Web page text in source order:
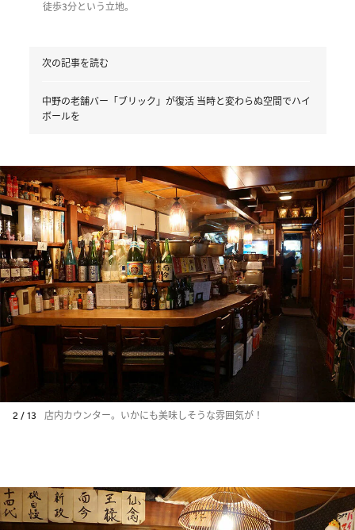
徒歩3分という立地。
次の記事を読む
中野の老舗バー「ブリック」が復活 当時と変わらぬ空間でハイ
ボールを
2 / 13 店内カウンター。いかにも美味しそうな雰囲気が！